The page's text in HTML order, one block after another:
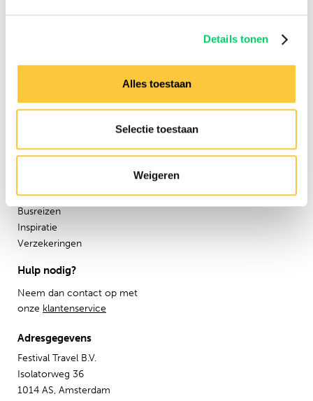
Details tonen
Alles toestaan
Selectie toestaan
Weigeren
Festivalnieuws
Partners
Pers
Werken bij
Informatie
Sziget Express
Busreizen
Inspiratie
Verzekeringen
Hulp nodig?
Neem dan contact op met
onze klantenservice
Adresgegevens
Festival Travel B.V.
Isolatorweg 36
1014 AS, Amsterdam